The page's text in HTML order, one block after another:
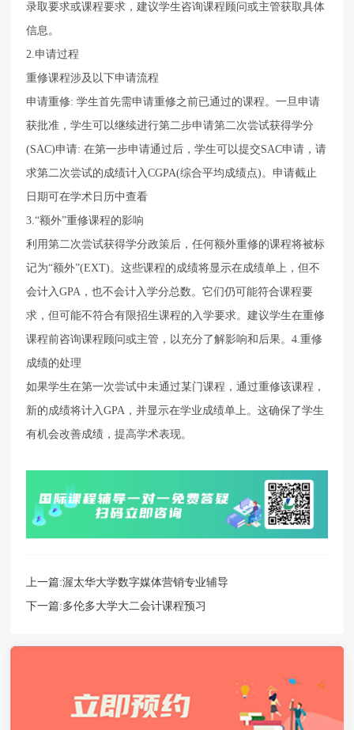
录取要求或课程要求，建议学生咨询课程顾问或主管获取具体
信息。
2.申请过程
重修课程涉及以下申请流程
申请重修: 学生首先需申请重修之前已通过的课程。一旦申请
获批准，学生可以继续进行第二步申请第二次尝试获得学分
(SAC)申请: 在第一步申请通过后，学生可以提交SAC申请，请
求第二次尝试的成绩计入CGPA(综合平均成绩点)。申请截止
日期可在学术日历中查看
3.“额外”重修课程的影响
利用第二次尝试获得学分政策后，任何额外重修的课程将被标
记为“额外”(EXT)。这些课程的成绩将显示在成绩单上，但不
会计入GPA，也不会计入学分总数。它们仍可能符合课程要
求，但可能不符合有限招生课程的入学要求。建议学生在重修
课程前咨询课程顾问或主管，以充分了解影响和后果。4.重修
成绩的处理
如果学生在第一次尝试中未通过某门课程，通过重修该课程，
新的成绩将计入GPA，并显示在学业成绩单上。这确保了学生
有机会改善成绩，提高学术表现。
上一篇:渥太华大学数字媒体营销专业辅导
下一篇:多伦多大学大二会计课程预习